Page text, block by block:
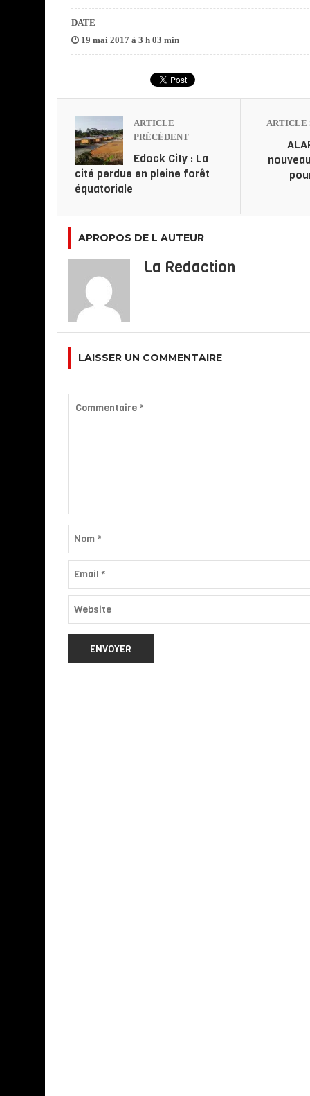
DATE
19 mai 2017 à 3 h 03 min
ARTICLE
PRÉCÉDENT
Edock City : La
cité perdue en pleine forêt
équatoriale
ARTICLE
APROPOS DE L AUTEUR
La Redaction
LAISSER UN COMMENTAIRE